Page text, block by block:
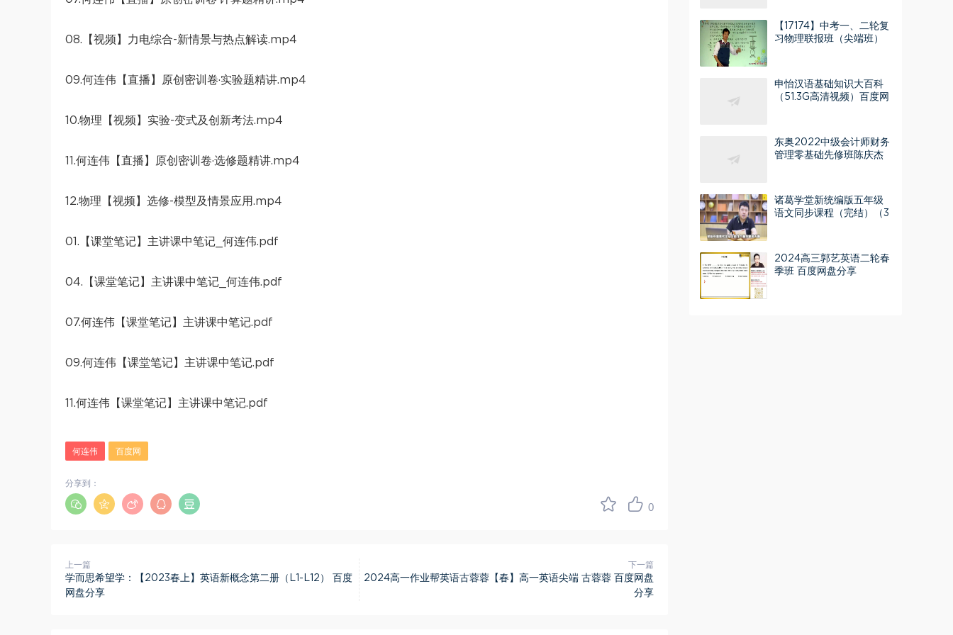
08.【视频】力电综合-新情景与热点解读.mp4
09.何连伟【直播】原创密训卷·实验题精讲.mp4
10.物理【视频】实验-变式及创新考法.mp4
11.何连伟【直播】原创密训卷·选修题精讲.mp4
12.物理【视频】选修-模型及情景应用.mp4
01.【课堂笔记】主讲课中笔记_何连伟.pdf
04.【课堂笔记】主讲课中笔记_何连伟.pdf
07.何连伟【课堂笔记】主讲课中笔记.pdf
09.何连伟【课堂笔记】主讲课中笔记.pdf
11.何连伟【课堂笔记】主讲课中笔记.pdf
何连伟 百度网
0
分享到：
上一篇
学而思希望学：【2023春上】英语新概念第二册（L1-L12） 百度
网盘分享
下一篇
2024高一作业帮英语古蓉蓉【春】高一英语尖端 古蓉蓉 百度网盘
分享
【17174】中考一、二轮复
习物理联报班（尖端班）
申怡汉语基础知识大百科
（51.3G高清视频）百度网
东奥2022中级会计师财务
管理零基础先修班陈庆杰
诸葛学堂新统编版五年级
语文同步课程（完结）（3
2024高三郭艺英语二轮春
季班 百度网盘分享